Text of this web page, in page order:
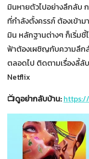
มินหายตัวไปอย่างลึกลับ
ที่กำลังตั้งครรภ์ ต้องเข้า
มิน หลักฐานต่างๆ ก็เริ่ม
ฟ้าต้องเผชิญกับความลึกลั
ตลอดไป ติดตามเรื่องลี้ลั
Netflix
📺ดูอย่ากลับบ้าน: